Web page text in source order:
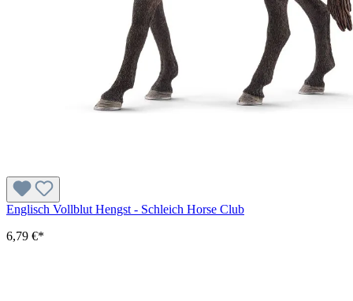
Englisch Vollblut Hengst - Schleich Horse Club
6,79 €*